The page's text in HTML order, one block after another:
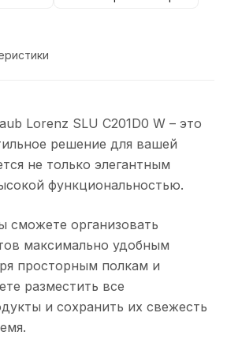
Lorenz SLU C201D0 W – это
решение для вашей
не только элегантным
функциональностью.
организовать
максимально удобным
просторным полкам и
разместить все
и сохранить их свежесть